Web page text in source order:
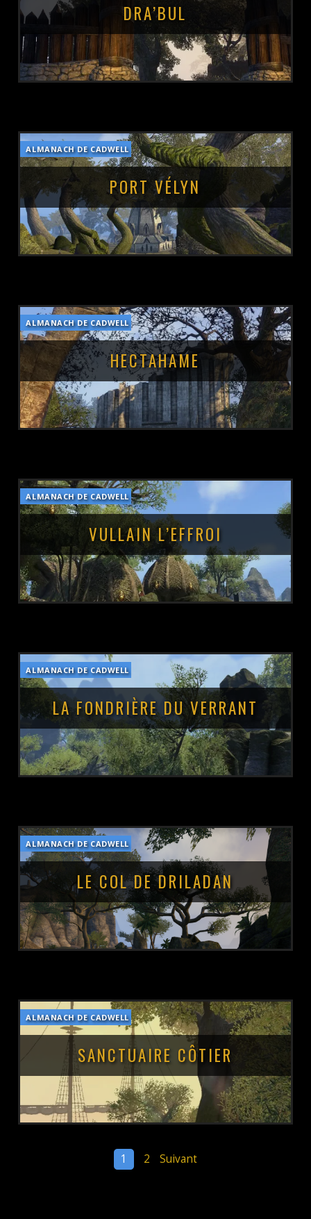
DRA’BUL
POSTÉ LE :13 MARS 2019
ALMANACH DE CADWELL
PORT VÉLYN
POSTÉ LE :13 MARS 2019
ALMANACH DE CADWELL
HECTAHAME
POSTÉ LE :13 MARS 2019
ALMANACH DE CADWELL
VULLAIN L’EFFROI
POSTÉ LE :13 MARS 2019
ALMANACH DE CADWELL
LA FONDRIÈRE DU VERRANT
POSTÉ LE :13 MARS 2019
ALMANACH DE CADWELL
LE COL DE DRILADAN
POSTÉ LE :13 MARS 2019
ALMANACH DE CADWELL
SANCTUAIRE CÔTIER
1 2 Suivant